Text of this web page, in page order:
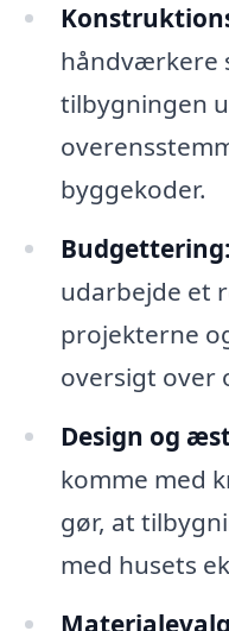
håndværkere
tilbygningen
byggekoder.
Budgettering:
udarbejde et
projekterne
oversigt over
Design og
komme med
gør, at
med husets